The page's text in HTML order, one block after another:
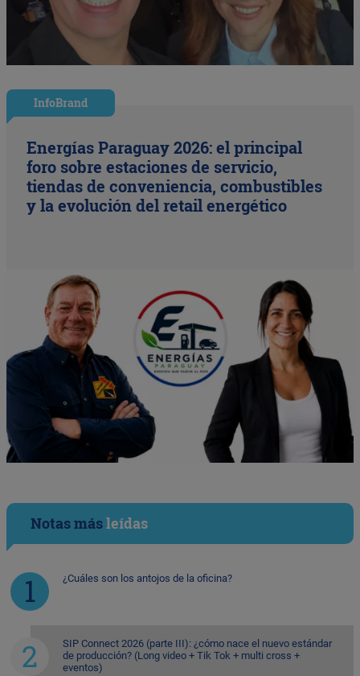
InfoBrand
Energías Paraguay 2026: el principal
foro sobre estaciones de servicio,
tiendas de conveniencia, combustibles
y la evolución del retail energético
Notas másleídas
¿Cuáles son los antojos de la oficina?
SIP Connect 2026 (parte III): ¿cómo nace el nuevo estándar
de producción? (Long video + Tik Tok + multi cross +
eventos)